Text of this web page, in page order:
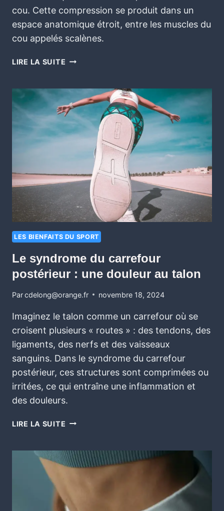
cou. Cette compression se produit dans un
espace anatomique étroit, entre les muscles du
cou appelés scalènes.
LIRE LA SUITE
LES BIENFAITS DU SPORT
Le syndrome du carrefour
postérieur : une douleur au talon
Parcdelong@orange.fr novembre 18, 2024
Imaginez le talon comme un carrefour où se
croisent plusieurs « routes » : des tendons, des
ligaments, des nerfs et des vaisseaux
sanguins. Dans le syndrome du carrefour
postérieur, ces structures sont comprimées ou
irritées, ce qui entraîne une inflammation et
des douleurs.
LIRE LA SUITE